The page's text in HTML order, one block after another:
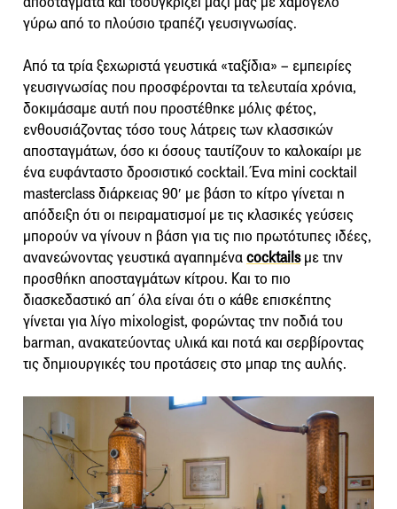
γύρω από το πλούσιο τραπέζι γευσιγνωσίας.
Από τα τρία ξεχωριστά γευστικά «ταξίδια» – εμπειρίες
γευσιγνωσίας που προσφέρονται τα τελευταία χρόνια,
δοκιμάσαμε αυτή που προστέθηκε μόλις φέτος,
ενθουσιάζοντας τόσο τους λάτρεις των κλασσικών
αποσταγμάτων, όσο κι όσους ταυτίζουν το καλοκαίρι με
ένα ευφάνταστο δροσιστικό cocktail. Ένα mini cocktail
masterclass διάρκειας 90′ με βάση το κίτρο γίνεται η
απόδειξη ότι οι πειραματισμοί με τις κλασικές γεύσεις
μπορούν να γίνουν η βάση για τις πιο πρωτότυπες ιδέες,
ανανεώνοντας γευστικά αγαπημέναcocktailsμε την
προσθήκη αποσταγμάτων κίτρου. Και το πιο
διασκεδαστικό απ΄ όλα είναι ότι ο κάθε επισκέπτης
γίνεται για λίγο mixologist, φορώντας την ποδιά του
barman, ανακατεύοντας υλικά και ποτά και σερβίροντας
τις δημιουργικές του προτάσεις στο μπαρ της αυλής.